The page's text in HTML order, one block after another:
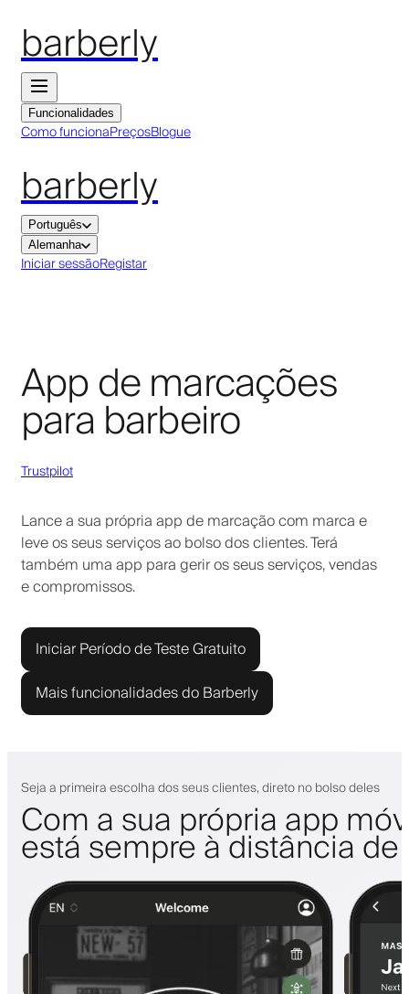
barberly
Funcionalidades
Como funcionaPreçosBlogue
barberly
Português
Alemanha
Iniciar sessãoRegistar
App de marcações
para barbeiro
Trustpilot
Lance a sua própria app de marcação com marca e
leve os seus serviços ao bolso dos clientes. Terá
também uma app para gerir os seus serviços, vendas
e compromissos.
Iniciar Período de Teste Gratuito
Mais funcionalidades do Barberly
Seja a primeira escolha dos seus clientes, direto no bolso deles
Com a sua própria app
está sempre à distância